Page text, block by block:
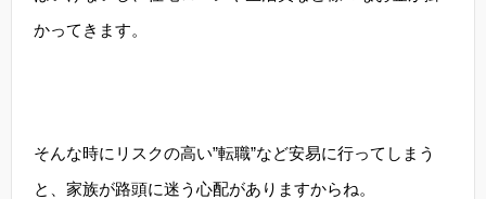
かってきます。
そんな時にリスクの高い”転職”など安易に行ってしまう
と、家族が路頭に迷う心配がありますからね。